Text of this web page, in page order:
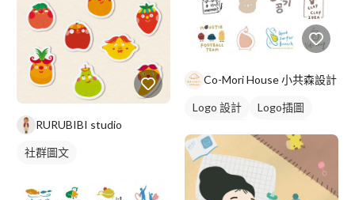
RURUBIBI studio
社群圖文
Co-Mori House 小共森設計
Logo 設計
Logo插圖